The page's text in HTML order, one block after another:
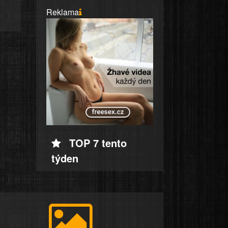
Reklama
TOP 7 tento
týden